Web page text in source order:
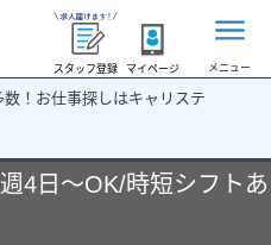
スタッフ登録 マイページ メニュー
！お仕事探しはキャリステ
4日～OK/時短シフトあ